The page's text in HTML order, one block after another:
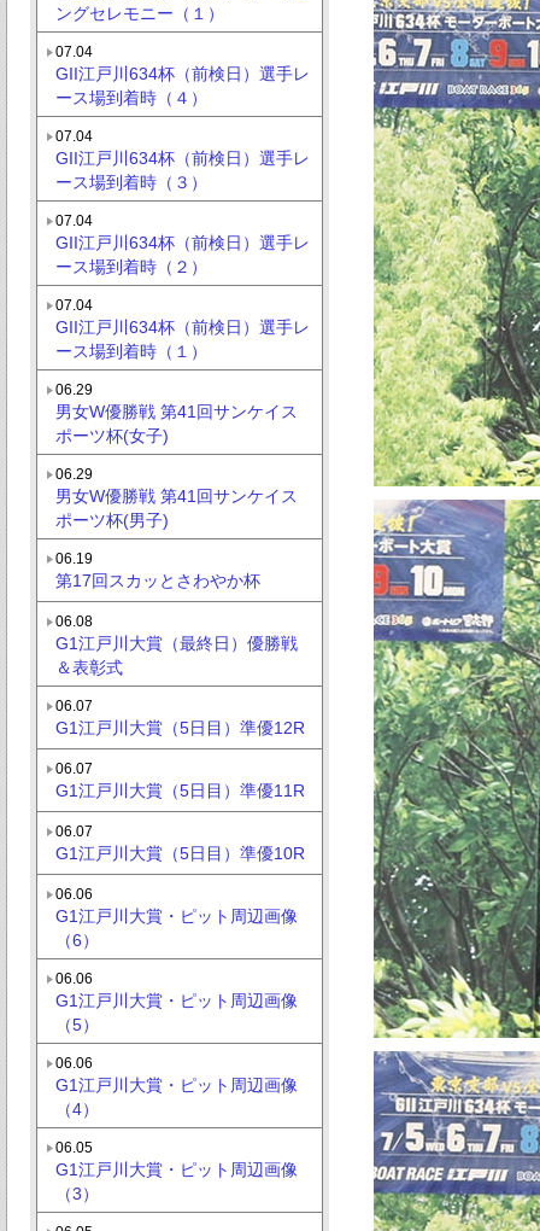
ングセレモニー（１）
07.04
GII江戸川634杯（前検日）選手レ
ース場到着時（４）
07.04
GII江戸川634杯（前検日）選手レ
ース場到着時（３）
07.04
GII江戸川634杯（前検日）選手レ
ース場到着時（２）
07.04
GII江戸川634杯（前検日）選手レ
ース場到着時（１）
06.29
男女W優勝戦 第41回サンケイス
ポーツ杯(女子)
06.29
男女W優勝戦 第41回サンケイス
ポーツ杯(男子)
06.19
第17回スカッとさわやか杯
06.08
G1江戸川大賞（最終日）優勝戦
＆表彰式
06.07
G1江戸川大賞（5日目）準優12R
06.07
G1江戸川大賞（5日目）準優11R
06.07
G1江戸川大賞（5日目）準優10R
06.06
G1江戸川大賞・ピット周辺画像
（6）
06.06
G1江戸川大賞・ピット周辺画像
（5）
06.06
G1江戸川大賞・ピット周辺画像
（4）
06.05
G1江戸川大賞・ピット周辺画像
（3）